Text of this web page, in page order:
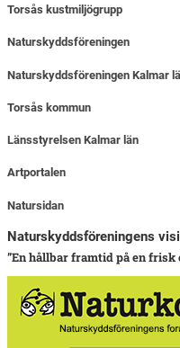
Torsås kustmiljögrupp
Naturskyddsföreningen
Naturskyddsföreningen Kalmar
Torsås kommun
Länsstyrelsen Kalmar län
Artportalen
Natursidan
Naturskyddsföreningens
”En hållbar framtid på en frisk